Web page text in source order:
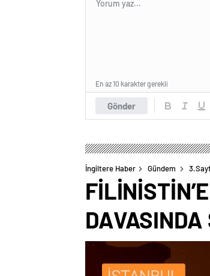
Gönder
En az 10 karakter gerekli
İngiltere Haber Gündem